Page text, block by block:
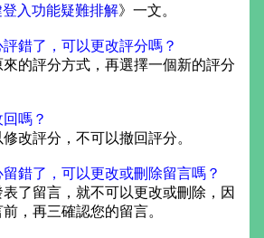
入功能疑難排解》一文。
錯了，可以更改評分嗎？
的評分方式，再選擇一個新的評分
嗎？
改評分，不可以撤回評分。
錯了，可以更改或刪除留言嗎？
了留言，就不可以更改或刪除，因
，再三確認您的留言。